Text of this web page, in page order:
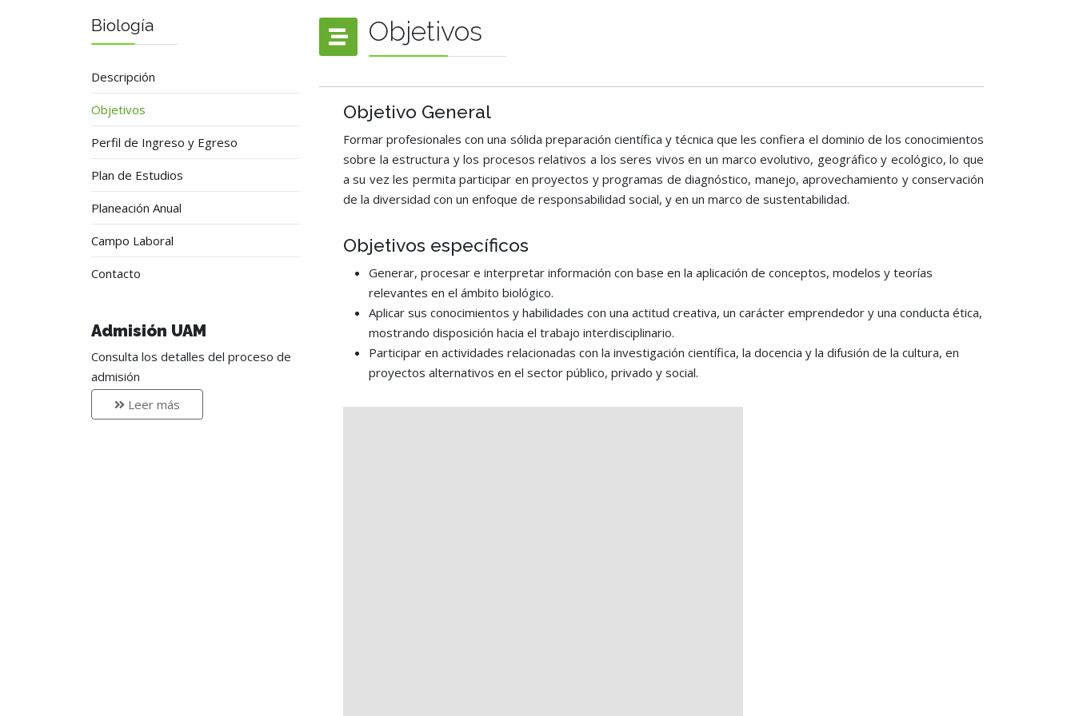
Biología
Descripción
Objetivos
Perfil de Ingreso y Egreso
Plan de Estudios
Planeación Anual
Campo Laboral
Contacto
Admisión UAM
Consulta los detalles del proceso de
admisión
Leer más
Objetivos
Objetivo General
Formar profesionales con una sólida preparación científica y técnica que les confiera el dominio de los conocimientos
sobre la estructura y los procesos relativos a los seres vivos en un marco evolutivo, geográfico y ecológico, lo que
a su vez les permita participar en proyectos y programas de diagnóstico, manejo, aprovechamiento y conservación
de la diversidad con un enfoque de responsabilidad social, y en un marco de sustentabilidad.
Objetivos específicos
Generar, procesar e interpretar información con base en la aplicación de conceptos, modelos y teorías
relevantes en el ámbito biológico.
Aplicar sus conocimientos y habilidades con una actitud creativa, un carácter emprendedor y una conducta ética,
mostrando disposición hacia el trabajo interdisciplinario.
Participar en actividades relacionadas con la investigación científica, la docencia y la difusión de la cultura, en
proyectos alternativos en el sector público, privado y social.